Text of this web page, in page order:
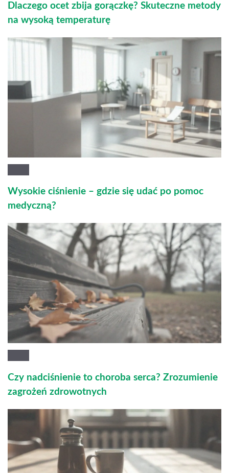
Dlaczego ocet zbija gorączkę? Skuteczne metody
na wysoką temperaturę
Wysokie ciśnienie – gdzie się udać po pomoc
medyczną?
Czy nadciśnienie to choroba serca? Zrozumienie
zagrożeń zdrowotnych